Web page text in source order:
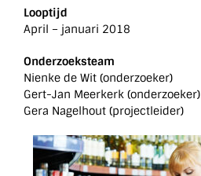
Looptijd
April – januari 2018
Onderzoeksteam
Nienke de Wit (onderzoeker)
Gert-Jan Meerkerk (onderzoeker)
Gera Nagelhout (projectleider)